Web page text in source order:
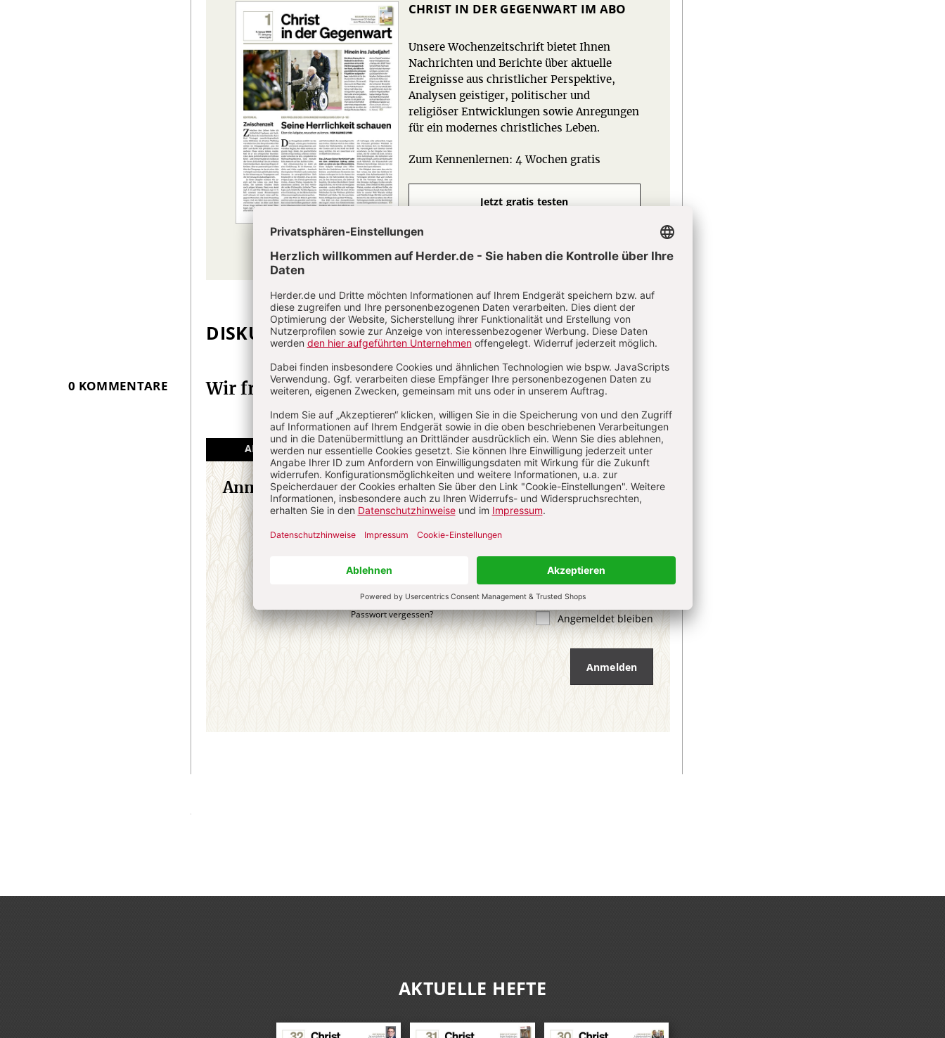
CHRIST IN DER GEGENWART IM ABO
Unsere Wochenzeitschrift bietet Ihnen
Nachrichten und Berichte über aktuelle
Ereignisse aus christlicher Perspektive,
Analysen geistiger, politischer und
religiöser Entwicklungen sowie Anregungen
für ein modernes christliches Leben.
Zum Kennenlernen: 4 Wochen gratis
Jetzt gratis testen
Infos
DISKUSSION Kommentieren
0 KOMMENTARE Wir freuen uns über Ihren Kommentar
ANGEMELDET KOMMENTIEREN ALS GAST KOMMENTIEREN
Anmeldung
Passwort vergessen? Angemeldet bleiben
Anmelden
AKTUELLE HEFTE